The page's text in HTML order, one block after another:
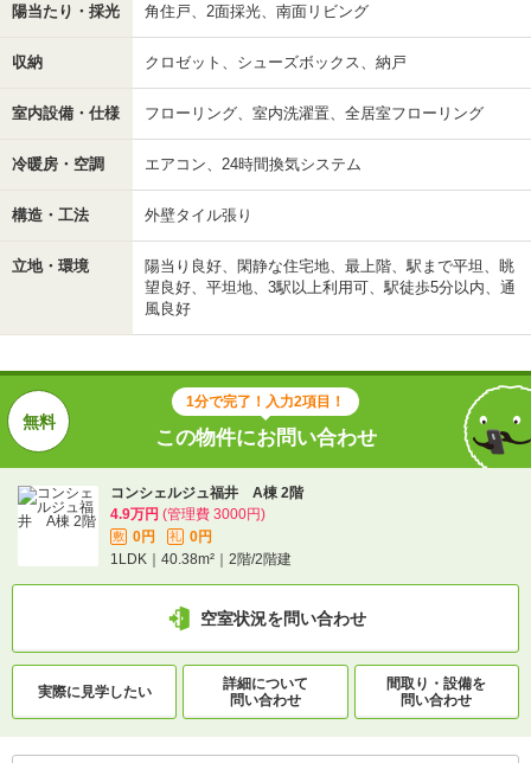
陽当たり・採光 角住戸、2面採光、南面リビング
収納 クロゼット、シューズボックス、納戸
室内設備・仕様 フローリング、室内洗濯置、全居室フローリング
冷暖房・空調 エアコン、24時間換気システム
構造・工法 外壁タイル張り
立地・環境
陽当り良好、閑静な住宅地、最上階、駅まで平坦、眺
望良好、平坦地、3駅以上利用可、駅徒歩5分以内、通
風良好
1分で完了！入力2項目！
この物件にお問い合わせ
コンシェルジュ福井 A棟 2階
4.9万円 (管理費 3000円)
敷 0円 礼
0円
1LDK｜40.38m²｜2階/2階建
空室状況を問い合わせ
実際に見学したい
詳細について
問い合わせ
間取り・設備を
問い合わせ